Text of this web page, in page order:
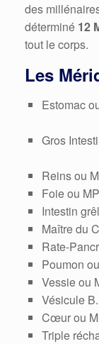
des
déterminé 12
tout le corps.
Les
Gros
Maître du
Rate-
Poumon
Vessie ou
Vésicule
Cœur ou
Triple